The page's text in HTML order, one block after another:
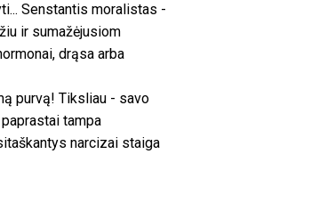
Senstantis moralistas -
ir sumažėjusiom
drąsa arba
purvą! Tiksliau - savo
tampa
narcizai staiga